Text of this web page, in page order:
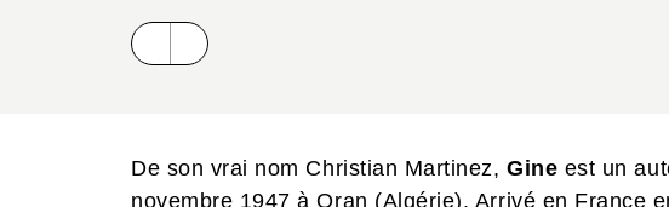
De son vrai nom Christian Martinez,Gine est un
novembre 1947 à Oran (Algérie). Arrivé en France